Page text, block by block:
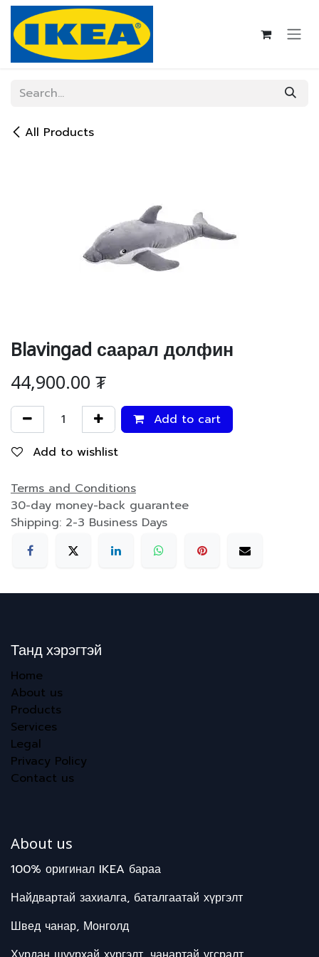
Skip to Content
All Products
Blavingad саарал долфин
44,900.00₮
Add to cart
Add to wishlist
Terms and Conditions
30-day money-back guarantee
Shipping: 2-3 Business Days
Танд хэрэгтэй
Home
About us
Products
Services
Legal
Privacy Policy
Contact us
About us
100% оригинал IKEA бараа
Найдвартай захиалга, баталгаатай хүргэлт
Швед чанар, Монголд